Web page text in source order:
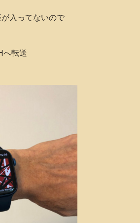
入ってないので
へ転送